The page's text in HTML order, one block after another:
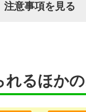
注意事項を見る
れるほか